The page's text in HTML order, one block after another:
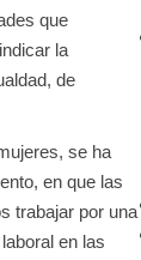
que
la
de
se ha
en que las
trabajar por una
en las